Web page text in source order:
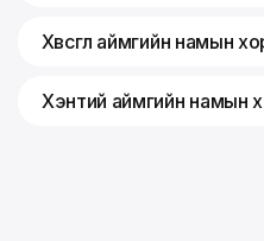
Хөвсгөл аймгийн намын
Хэнтий аймгийн намын